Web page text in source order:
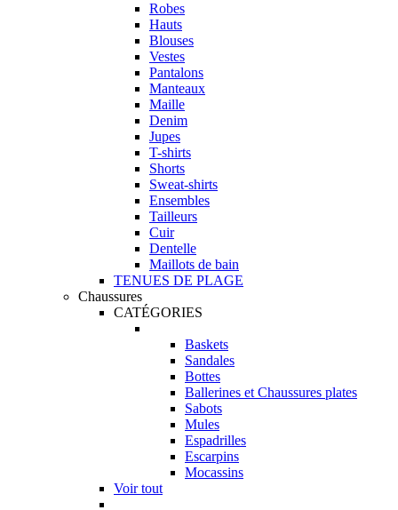
Robes
Hauts
Blouses
Vestes
Pantalons
Manteaux
Maille
Denim
Jupes
T-shirts
Shorts
Sweat-shirts
Ensembles
Tailleurs
Cuir
Dentelle
Maillots de bain
TENUES DE PLAGE
Chaussures
CATÉGORIES
Baskets
Sandales
Bottes
Ballerines et Chaussures plates
Sabots
Mules
Espadrilles
Escarpins
Mocassins
Voir tout